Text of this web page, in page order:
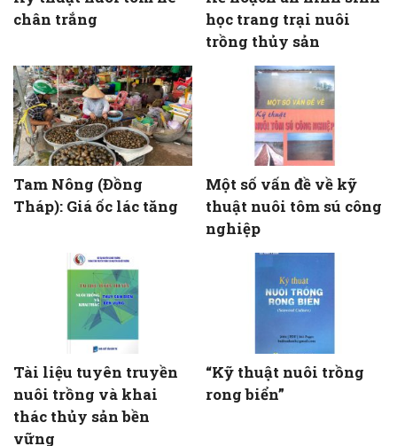
chân trắng
học trang trại nuôi
trồng thủy sản
Tam Nông (Đồng
Tháp): Giá ốc lác tăng
Một số vấn đề về kỹ
thuật nuôi tôm sú công
nghiệp
Tài liệu tuyên truyền
nuôi trồng và khai
thác thủy sản bền
vững
“Kỹ thuật nuôi trồng
rong biển”